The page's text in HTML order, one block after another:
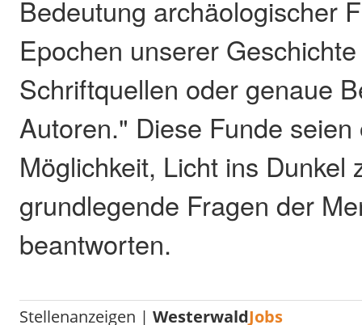
Bedeutung archäologischer
Epochen unserer
Schriftquellen oder genaue
Autoren." Diese Funde
Möglichkeit, Licht ins Dunkel
grundlegende Fragen der
beantworten.
Stellenanzeigen |WesterwaldJobs